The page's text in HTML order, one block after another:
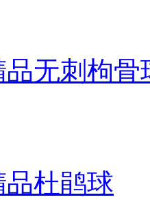
品无刺枸骨
品杜鹃球